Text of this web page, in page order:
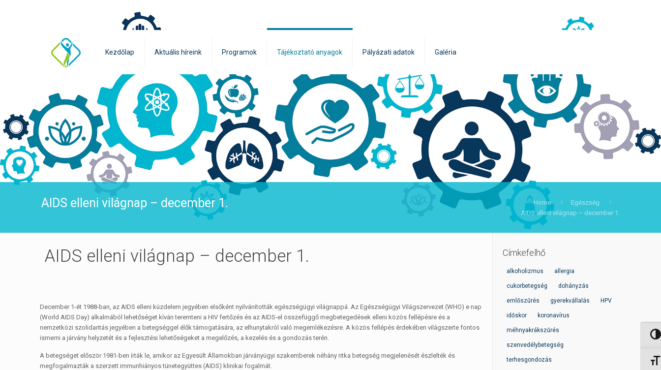
Kezdőlap Aktuális híreink Programok Tájékoztató anyagok Pályázati adatok Galéria
AIDS elleni világnap – december 1. Home
Egészség
AIDS elleni világnap – december 1.
AIDS elleni világnap – december 1.
December 1-ét 1988-ban, az AIDS elleni küzdelem jegyében elsőként nyilvánították egészségügyi világnappá. Az Egészségügyi Világszervezet (WHO) e nap
(World AIDS Day) alkalmából lehetőséget kíván teremteni a HIV fertőzés és az AIDS-el összefüggő megbetegedések elleni közös fellépésre és a
nemzetközi szolidaritás jegyében a betegséggel élők támogatására, az elhunytakról való megemlékezésre. A közös fellépés érdekében világszerte fontos
ismerni a járvány helyzetét és a fejlesztési lehetőségeket a megelőzés, a kezelés és a gondozás terén.
A betegséget először 1981-ben írták le, amikor az Egyesült Államokban járványügyi szakemberek néhány ritka betegség megjelenését észlelték és
megfogalmazták a szerzett immunhiányos tünetegyüttes (AIDS) klinikai fogalmát.
Címkefelhő
alkoholizmus allergia
cukorbetegség dohányzás
emlőszűrés gyerekvállalás HPV
időskor koronavírus
méhnyakrákszűrés
szenvedélybetegség
terhesgondozás